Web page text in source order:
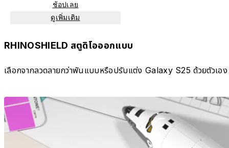
ช้อปเลย
ดูเพิ่มเติม
RHINOSHIELD สตูดิโอออกแบบ
เลือกจากลวดลายกว่าพันแบบหรือปรับแต่ง Galaxy S25 ด้วยตัวเอง